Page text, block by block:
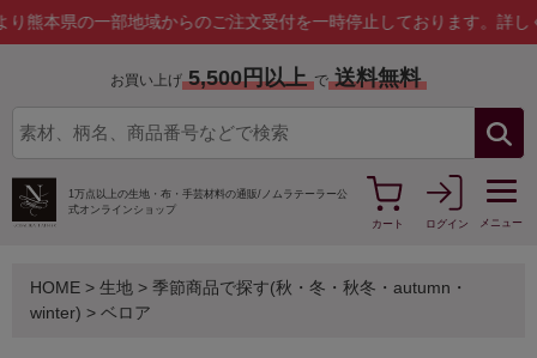
の一部地域からのご注文受付を一時停止しております。詳しくはこ
お買い上げ 5,500円以上 で 送料無料
1万点以上の生地・布・手芸材料の通販/ ノムラテーラー公
式オンラインショップ
カート
ログイン メニュー
HOME > 生地 > 季節商品で探す(秋・冬・秋冬・autumn・
winter) > ベロア